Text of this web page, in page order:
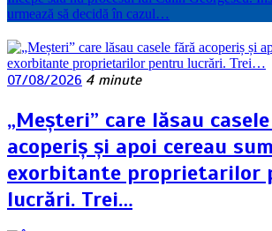
urmează să decidă în cazul…
07/08/2026 4 minute
„Meșteri” care lăsau
acoperiș și apoi cereau
exorbitante proprietarilor
lucrări. Trei…